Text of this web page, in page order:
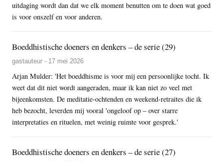
uitdaging wordt dan dat we elk moment benutten om te doen wat goed
is voor onszelf en voor anderen.
Boeddhistische doeners en denkers – de serie (29)
gastauteur - 17 mei 2026
Arjan Mulder: 'Het boeddhisme is voor mij een persoonlijke tocht. Ik
weet dat dit niet wordt aangeraden, maar ik kan niet zo veel met
bijeenkomsten. De meditatie-ochtenden en weekend-retraites die ik
heb bezocht, leverden mij vooral 'ongeloof op – over starre
interpretaties en rituelen, met weinig ruimte voor gesprek.'
Boeddhistische doeners en denkers – de serie (27)